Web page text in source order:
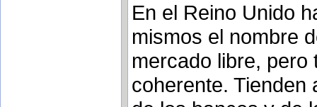
En el Reino Unido
mismos el nombre
mercado libre, pero
coherente. Tienden